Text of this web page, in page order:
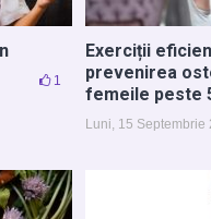
1
Exerciții
prevenirea
femeile peste
Luni, 15 Septembrie